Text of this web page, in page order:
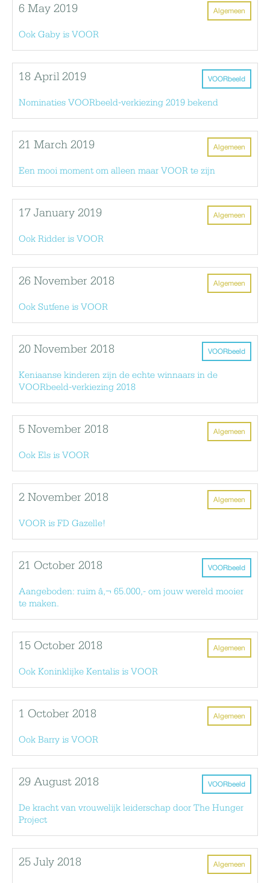
Algemeen
6 May 2019
Ook Gaby is VOOR
VOORbeeld
18 April 2019
Nominaties VOORbeeld-verkiezing 2019 bekend
Algemeen
21 March 2019
Een mooi moment om alleen maar VOOR te zijn
Algemeen
17 January 2019
Ook Ridder is VOOR
Algemeen
26 November 2018
Ook Sutfene is VOOR
VOORbeeld
20 November 2018
Keniaanse kinderen zijn de echte winnaars in de
VOORbeeld-verkiezing 2018
Algemeen
5 November 2018
Ook Els is VOOR
Algemeen
2 November 2018
VOOR is FD Gazelle!
VOORbeeld
21 October 2018
Aangeboden: ruim â‚¬ 65.000,- om jouw wereld mooier
te maken.
Algemeen
15 October 2018
Ook Koninklijke Kentalis is VOOR
Algemeen
1 October 2018
Ook Barry is VOOR
VOORbeeld
29 August 2018
De kracht van vrouwelijk leiderschap door The Hunger
Project
Algemeen
25 July 2018